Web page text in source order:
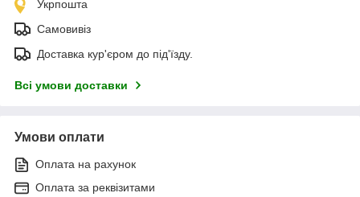
Укрпошта
Самовивіз
Доставка кур'єром до під'їзду.
Всі умови доставки
Умови оплати
Оплата на рахунок
Оплата за реквізитами